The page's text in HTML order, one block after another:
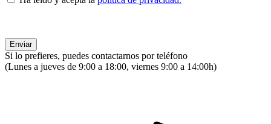
Si lo prefieres, puedes contactarnos por teléfono
(Lunes a jueves de 9:00 a 18:00, viernes 9:00 a 14:00h)